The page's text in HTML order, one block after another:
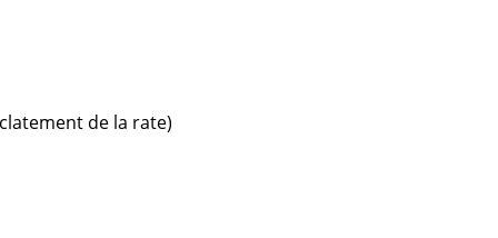
de la rate)